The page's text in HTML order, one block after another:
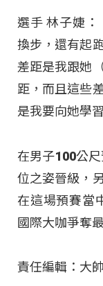
選手 林子婕：
換步，還有起
差距是我跟她
距，而且這些
是我要向她學習
在男子100公
位之姿晉級，
在這場預賽當
國際大咖爭奪
責任編輯：大帥